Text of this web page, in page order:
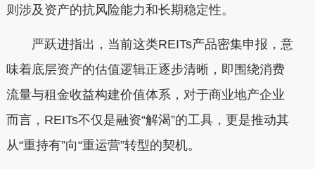
则涉及资产的抗风险能力和长期稳定性。
严跃进指出，当前这类REITs产品密集申报，意
味着底层资产的估值逻辑正逐步清晰，即围绕消费
流量与租金收益构建价值体系，对于商业地产企业
而言，REITs不仅是融资“解渴”的工具，更是推动其
从“重持有”向“重运营”转型的契机。